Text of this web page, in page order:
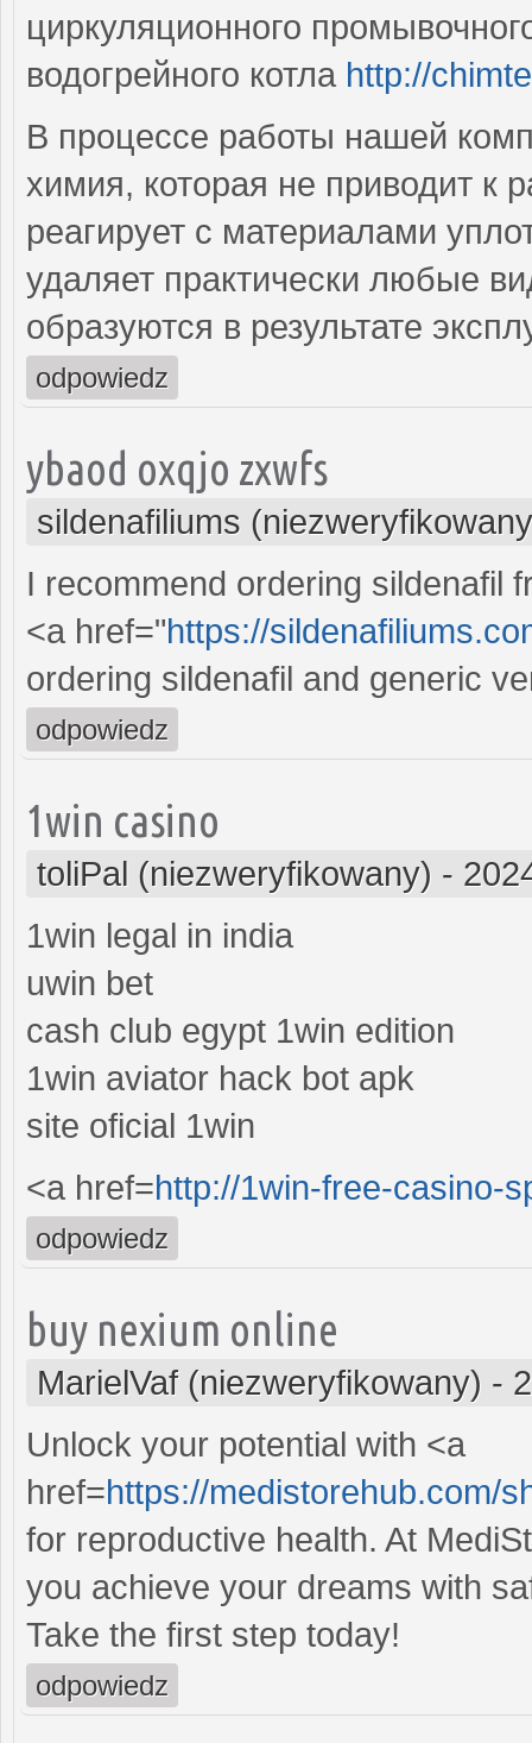
циркуляционного
водогрейного котла http://
В процессе работы нашей
химия, которая не приводит к
реагирует с материалами
удаляет практически любые
образуются в результате
odpowiedz
ybaod oxqjo zxwfs
sildenafiliums
I recommend ordering sildenafil
<a href="https://
ordering sildenafil and generic
odpowiedz
1win casino
toliPal (niezweryfikowany) -
1win legal in india
uwin bet
cash club egypt 1win edition
1win aviator hack bot apk
site oficial 1win
<a href=http://1win-free-casino-
odpowiedz
buy nexium online
MarielVaf (niezweryfikowany) -
Unlock your potential with <a
href=https://medistorehub.com/
for reproductive health. At
you achieve your dreams with
Take the first step today!
odpowiedz